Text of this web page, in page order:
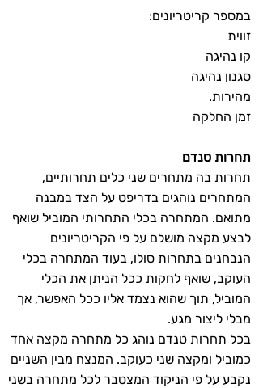
במספר קריטריונים:
זווית
קו נהיגה
סגנון נהיגה
מהירות.
זמן החלקה
תחרות טנדם
תחרות בה מתחרים שני כלים תחרותיים,
המתחרים נוהגים בדריפט על הצד במבנה
מתואם. המתחרה בכלי התחרותי המוביל שואף
לבצע מקצה מושלם על פי הקריטריונים
הנבחנים בתחרות סולו, בעוד המתחרה בכלי
העוקב, שואף לחקות ככל הניתן את הכלי
המוביל, תוך שהוא נצמד אליו ככל האפשר, אך
מבלי ליצור מגע.
בכל תחרות טנדם נוהג כל מתחרה מקצה אחד
כמוביל ומקצה שני כעוקב. המנצח מבין השניים
נקבע על פי הניקוד המצטבר לכל מתחרה בשני